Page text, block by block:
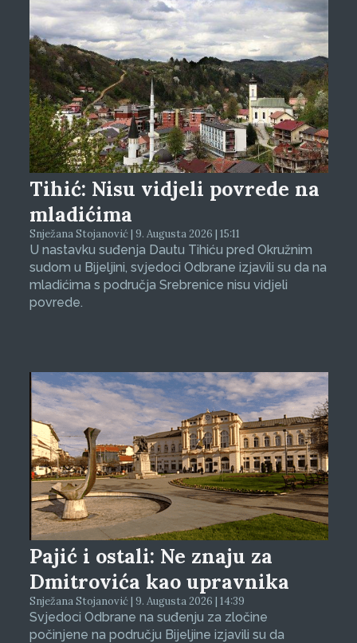
Tihić: Nisu vidjeli povrede na
mladićima
Snježana Stojanović | 9. Augusta 2026 | 15:11
U nastavku suđenja Dautu Tihiću pred Okružnim
sudom u Bijeljini, svjedoci Odbrane izjavili su da na
mladićima s područja Srebrenice nisu vidjeli
povrede.
Pajić i ostali: Ne znaju za
Dmitrovića kao upravnika
Snježana Stojanović | 9. Augusta 2026 | 14:39
Svjedoci Odbrane na suđenju za zločine
počinjene na području Bijeljine izjavili su da